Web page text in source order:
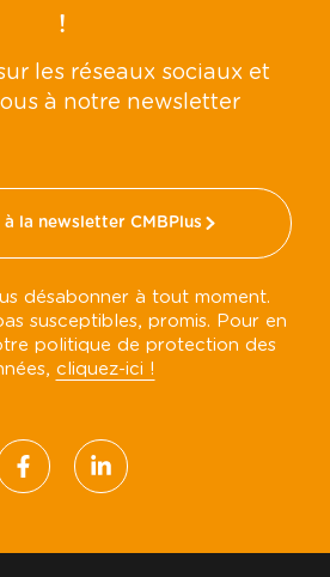
!
les réseaux sociaux et
à notre newsletter
la newsletter CMBPlus
désabonner à tout moment.
susceptibles, promis. Pour en
politique de protection des
cliquez-ici !